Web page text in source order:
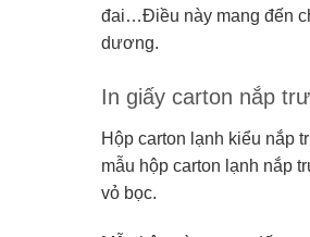
đai…Điều này mang đến
dương.
In giấy carton nắp
Hộp carton lạnh kiểu nắp
mẫu hộp carton lạnh nắp
vỏ bọc.